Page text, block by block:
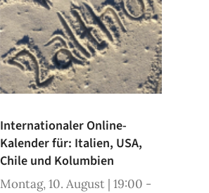
Internationaler Online-
Kalender für: Italien, USA,
Chile und Kolumbien
Montag, 10. August | 19:00 -